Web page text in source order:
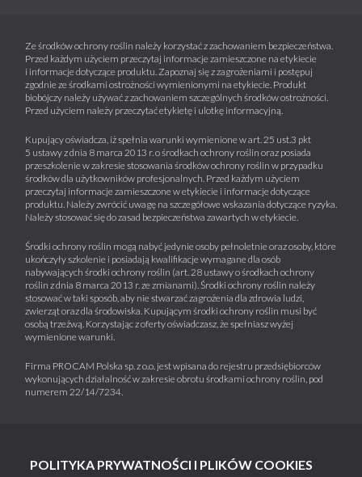
Ze środków ochrony roślin należy korzystać z zachowaniem bezpieczeństwa.
Przed każdym użyciem przeczytaj informacje zamieszczone na etykiecie
i informacje dotyczące produktu. Zapoznaj się z zagrożeniami i postępuj
zgodnie ze środkami ostrożności wymienionymi na etykiecie. Produkt
biobójczy należy używać z zachowaniem szczególnych środków ostrożności.
Przed użyciem należy przeczytać etykietę i ulotkę informacyjną.
Kupujący oświadcza, iż spełnia warunki wymienione w art. 25 ust.3 pkt
5 ustawy z dnia 8 marca 2013 r. o środkach ochrony roślin oraz posiada
przeszkolenie w zakresie stosowania środków ochrony roślin w przypadku
środków dla użytkowników profesjonalnych. Przed każdym użyciem
przeczytaj informacje zamieszczone w etykiecie i informacje dotyczące
produktu. Należy zwrócić uwagę na szczegółowe wskazania dotyczące ryzyka.
Należy stosować się do zasad bezpieczeństwa zawartych w etykiecie.
Środki ochrony roślin mogą nabyć jedynie osoby pełnoletnie oraz osoby, które
ukończyły szkolenie i posiadają kwalifikacje wymagane dla osób
nabywających środki ochrony roślin (art. 28 ustawy o środkach ochrony
roślin z dnia 8 marca 2013 r. ze zmianami). Środki ochrony roślin należy
stosować w taki sposób, aby nie stwarzać zagrożenia dla zdrowia ludzi,
zwierząt oraz dla środowiska. Kupującym środki ochrony roślin musi być
osobą trzeźwą. Korzystając z oferty oświadczasz, że spełniasz wyżej
wymienione warunki.
Firma PROCAM Polska sp. z o.o. jest wpisana do rejestru przedsiębiorców
wykonujących działalność w zakresie obrotu środkami ochrony roślin, pod
numerem 22/14/7234.
POLITYKA PRYWATNOŚCI I PLIKÓW COOKIES